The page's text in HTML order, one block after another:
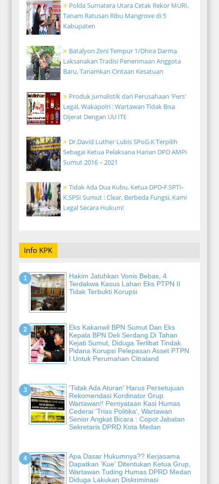
Polda Sumatera Utara Cetak Rekor MURI,
Tanam Ratusan Ribu Mangrove di 5
Kabupaten
Batalyon Zeni Tempur 1/Dhira Darma
Laksanakan Tradisi Penerimaan Anggota
Baru, Tanamkan Cintaan Kesatuan
Produk Jurnalistik dari Perusahaan 'Pers'
Legal, Wakapolri : Wartawan Tidak Bisa
Dijerat Dengan UU ITE
Dr.David Luther Lubis SPoG.K Terpilih
Sebagai Ketua Pelaksana Harian DPD AMPI
Sumut 2016 – 2021
Tidak Ada Dua Kubu, Ketua DPD-F.SPTI-
K.SPSI Sumut : Clear, Berbeda Fungsi, Kami
Legal Secara Hukum!
Info KPK
Hakim Jatuhkan Vonis Bebas, 4
Terdakwa Kasus Lahan Eks PTPN II
Tidak Terbukti Korupsi
Eks Kakanwil BPN Sumut Dan Eks
Kepala BPN Deli Serdang Di Tahan
Kejati Sumut, Diduga Terlibat Tindak
Pidana Korupsi Pelepasan Asset PTPN
I Untuk Perumahan Citraland
'Tidak Ada Aturan' Harus Persetujuan
Rekomendasi Kordinator Grup
Wartawan!! Pernyataan Kasi Humas
Cederai 'Trias Politika', Wartawan
Senior Angkat Bicara : Copot Jabatan
Sekretaris DPRD Kota Medan
Apa Dasar Hukumnya?? Kerjasama
Dapatkan 'Kue' Ditentukan Ketua Grup,
Wartawan Tuding Humas DPRD Medan
Diduga Lakukan Diskriminasi